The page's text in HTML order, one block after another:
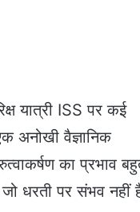
यात्री ISS पर कई
अनोखी वैज्ञानिक
का प्रभाव
जो धरती पर संभव नहीं